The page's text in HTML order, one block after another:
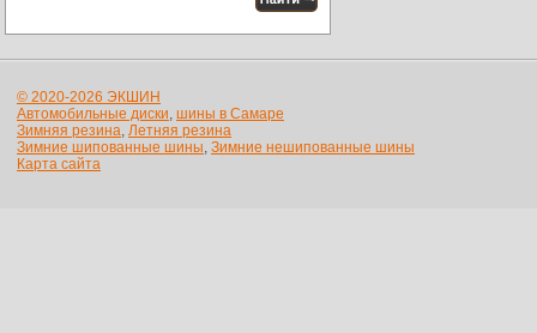
© 2020-2026 ЭКШИН
Автомобильные диски, шины в Самаре
Зимняя резина, Летняя резина
Зимние шипованные шины, Зимние нешипованные шины
Карта сайта